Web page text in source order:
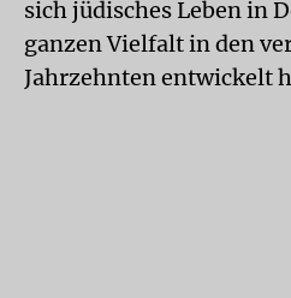
sich jüdisches Leben in
ganzen Vielfalt in den
Jahrzehnten entwickelt